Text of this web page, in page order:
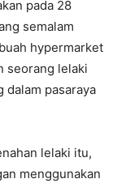
pada 28
semalam
hypermarket
seorang lelaki
dalam pasaraya
lelaki itu,
menggunakan